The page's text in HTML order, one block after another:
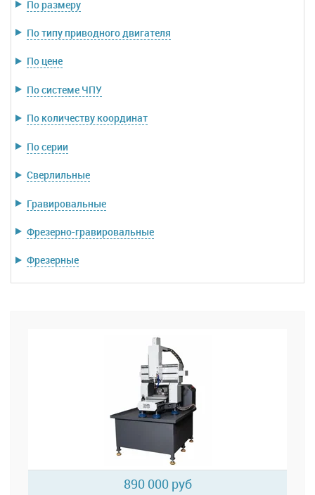
По размеру
По типу приводного двигателя
По цене
По системе ЧПУ
По количеству координат
По серии
Сверлильные
Гравировальные
Фрезерно-гравировальные
Фрезерные
890 000 руб